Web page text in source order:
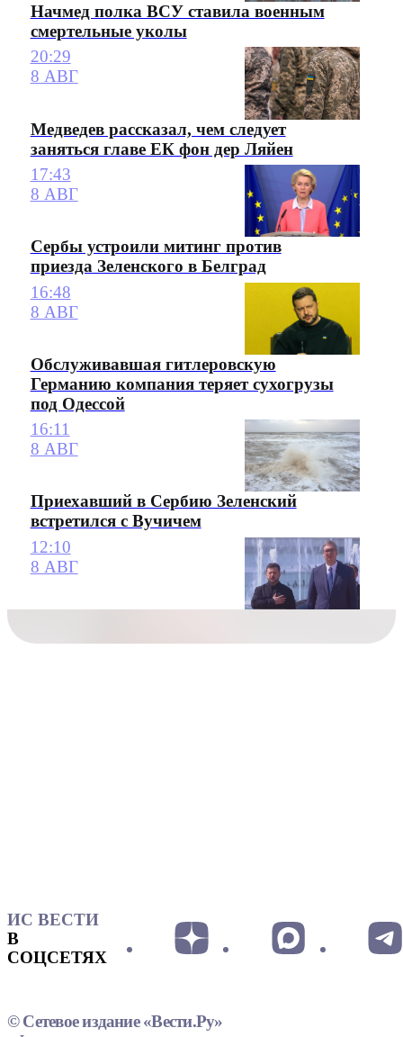
Начмед полка ВСУ ставила военным
смертельные уколы
20:29
8 АВГ
Медведев рассказал, чем следует
заняться главе ЕК фон дер Ляйен
17:43
8 АВГ
Сербы устроили митинг против
приезда Зеленского в Белград
16:48
8 АВГ
Обслуживавшая гитлеровскую
Германию компания теряет сухогрузы
под Одессой
16:11
8 АВГ
Приехавший в Сербию Зеленский
встретился с Вучичем
12:10
8 АВГ
ИС ВЕСТИ
В
СОЦСЕТЯХ
© Сетевое издание «Вести.Ру»